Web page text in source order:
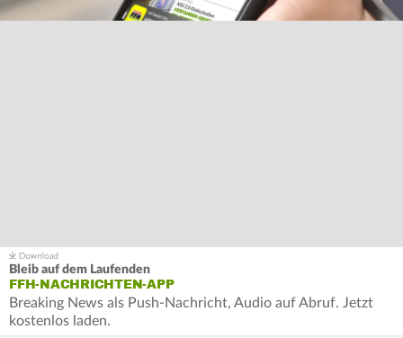
Bleib auf dem Laufenden
FFH-NACHRICHTEN-APP
Breaking News als Push-Nachricht, Audio auf Abruf. Jetzt
kostenlos laden.